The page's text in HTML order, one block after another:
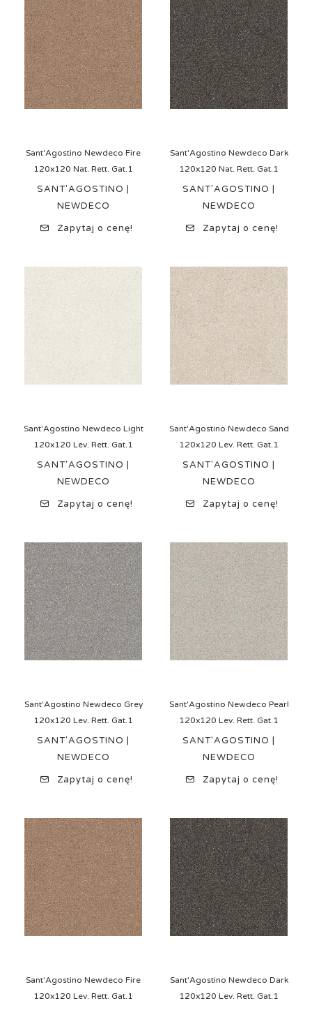
Sant'Agostino Newdeco Fire
120x120 Nat. Rett. Gat.1
SANT'AGOSTINO |
NEWDECO
Zapytaj o cenę!
Sant'Agostino Newdeco Dark
120x120 Nat. Rett. Gat.1
SANT'AGOSTINO |
NEWDECO
Zapytaj o cenę!
Sant'Agostino Newdeco Light
120x120 Lev. Rett. Gat.1
SANT'AGOSTINO |
NEWDECO
Zapytaj o cenę!
Sant'Agostino Newdeco Sand
120x120 Lev. Rett. Gat.1
SANT'AGOSTINO |
NEWDECO
Zapytaj o cenę!
Sant'Agostino Newdeco Grey
120x120 Lev. Rett. Gat.1
SANT'AGOSTINO |
NEWDECO
Zapytaj o cenę!
Sant'Agostino Newdeco Pearl
120x120 Lev. Rett. Gat.1
SANT'AGOSTINO |
NEWDECO
Zapytaj o cenę!
Sant'Agostino Newdeco Fire
120x120 Lev. Rett. Gat.1
Sant'Agostino Newdeco Dark
120x120 Lev. Rett. Gat.1